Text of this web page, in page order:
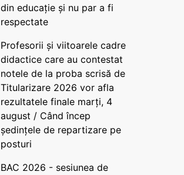
din educație și nu par a fi
respectate
Profesorii și viitoarele cadre
didactice care au contestat
notele de la proba scrisă de
Titularizare 2026 vor afla
rezultatele finale marți, 4
august / Când încep
ședințele de repartizare pe
posturi
BAC 2026 - sesiunea de